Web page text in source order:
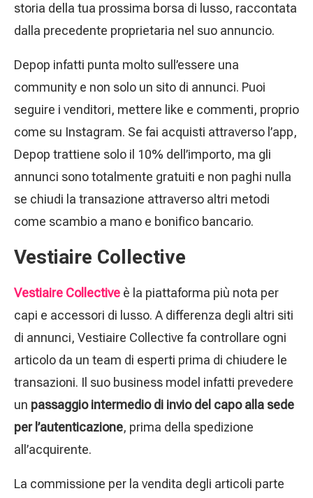
storia della tua prossima borsa di lusso, raccontata
dalla precedente proprietaria nel suo annuncio.
Depop infatti punta molto sull’essere una
community e non solo un sito di annunci. Puoi
seguire i venditori, mettere like e commenti, proprio
come su Instagram. Se fai acquisti attraverso l’app,
Depop trattiene solo il 10% dell’importo, ma gli
annunci sono totalmente gratuiti e non paghi nulla
se chiudi la transazione attraverso altri metodi
come scambio a mano e bonifico bancario.
Vestiaire Collective
Vestiaire Collective è la piattaforma più nota per
capi e accessori di lusso. A differenza degli altri siti
di annunci, Vestiaire Collective fa controllare ogni
articolo da un team di esperti prima di chiudere le
transazioni. Il suo business model infatti prevedere
un passaggio intermedio di invio del capo alla sede
per l’autenticazione, prima della spedizione
all’acquirente.
La commissione per la vendita degli articoli parte